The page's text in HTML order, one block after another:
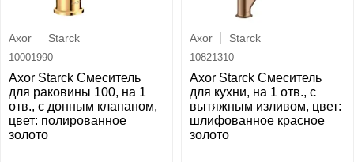
Axor Starck
10001990
Axor Starck Смеситель
для раковины 100, на 1
отв., с донным клапаном,
цвет: полированное
золото
Axor Starck
10821310
Axor Starck Смеситель
для кухни, на 1 отв., с
вытяжным изливом, цвет:
шлифованное красное
золото